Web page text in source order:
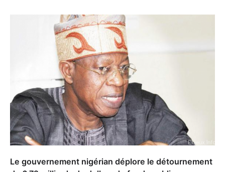
Le gouvernement nigérian déplore le détournement